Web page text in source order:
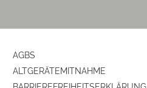
AGBS
ALTGERÄTEMITNAHME